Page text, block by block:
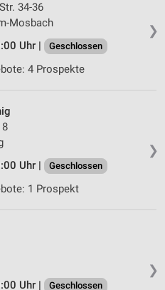
❯
34-36
Mosbach
Uhr |
Geschlossen
4 Prospekte
❯
8
Uhr |
Geschlossen
1 Prospekt
❯
Uhr |
Geschlossen